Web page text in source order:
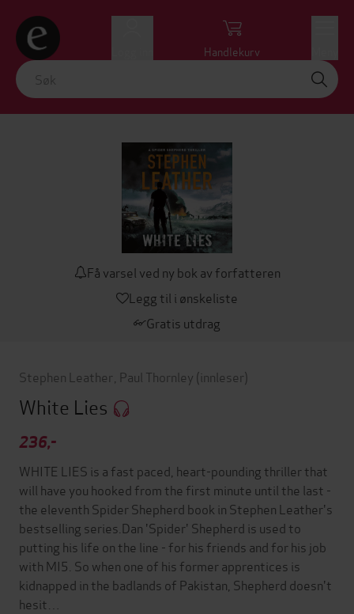
Handlekurv
Få varsel ved ny bok av forfatteren
Legg til i ønskeliste
Gratis utdrag
Stephen Leather Paul Thornley (innleser)
White Lies
236,-
WHITE LIES is a fast paced, heart-pounding thriller that
will have you hooked from the first minute until the last -
the eleventh Spider Shepherd book in Stephen Leather's
bestselling series.Dan 'Spider' Shepherd is used to
putting his life on the line - for his friends and for his job
with MI5. So when one of his former apprentices is
kidnapped in the badlands of Pakistan, Shepherd doesn't
hesit…